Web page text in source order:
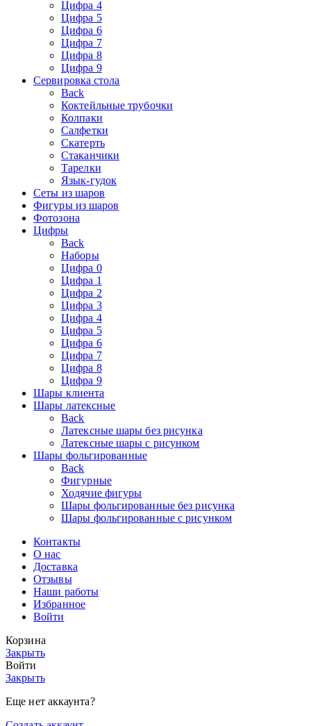
Цифра 4
Цифра 5
Цифра 6
Цифра 7
Цифра 8
Цифра 9
Сервировка стола
Back
Коктейльные трубочки
Колпаки
Салфетки
Скатерть
Стаканчики
Тарелки
Язык-гудок
Сеты из шаров
Фигуры из шаров
Фотозона
Цифры
Back
Наборы
Цифра 0
Цифра 1
Цифра 2
Цифра 3
Цифра 4
Цифра 5
Цифра 6
Цифра 7
Цифра 8
Цифра 9
Шары клиента
Шары латексные
Back
Латексные шары без рисунка
Латексные шары с рисунком
Шары фольгированные
Back
Фигурные
Ходячие фигуры
Шары фольгированные без рисунка
Шары фольгированные с рисунком
Контакты
О нас
Доставка
Отзывы
Наши работы
Избранное
Войти
Корзина
Закрыть
Войти
Закрыть
Еще нет аккаунта?